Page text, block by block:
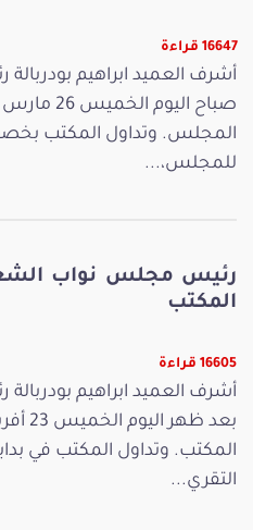
16647 قراءة
أشرف العميد ابراهيم
المجلس. وتداول المكتب
للمجلس،...
رئيس مجلس نواب
المكتب
16605 قراءة
أشرف العميد ابراهيم
المكتب. وتداول المكتب في
التقري...